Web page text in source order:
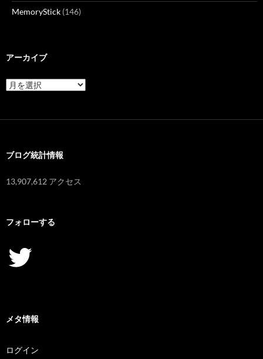
MemoryStick (146)
アーカイブ
ア
ー
ブログ統計情報
13,907,612 アクセス
フォローする
Twitter
メタ情報
ログイン